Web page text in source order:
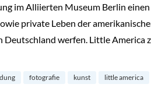
im Alliierten Museum Berlin
private Leben der
Deutschland werfen. Little America
Alliierten Museum in Dahlem“
fotografie kunst little america